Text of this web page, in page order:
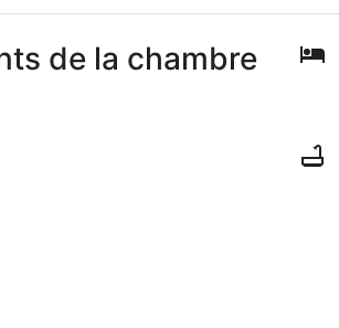
de la chambre